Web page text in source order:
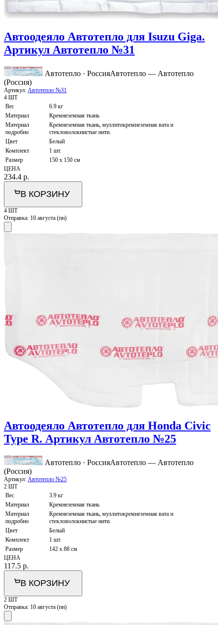
Автоодеяло Автотепло для Isuzu Giga.
Артикул Автотепло №31
Автотепло · РоссияАвтотепло — Автотепло
(Россия)
Артикул: Автотепло №31
4 ШТ
Вес
6.9 кг
Материал
Кремнеземная ткань
Материал
подробно
Кремнеземная ткань, муллитокремнеземная вата и
стекловолокнистые нити.
Цвет
Белый
Комплект
1 шт.
Размер
150 x 150 см
ЦЕНА
234.4 р.
В КОРЗИНУ
4 ШТ
Отправка: 10 августа (пн)
Автоодеяло Автотепло для Honda Civic
Type R. Артикул Автотепло №25
Автотепло · РоссияАвтотепло — Автотепло
(Россия)
Артикул: Автотепло №25
2 ШТ
Вес
3.9 кг
Материал
Кремнеземная ткань
Материал
подробно
Кремнеземная ткань, муллитокремнеземная вата и
стекловолокнистые нити.
Цвет
Белый
Комплект
1 шт.
Размер
142 x 88 см
ЦЕНА
117.5 р.
В КОРЗИНУ
2 ШТ
Отправка: 10 августа (пн)